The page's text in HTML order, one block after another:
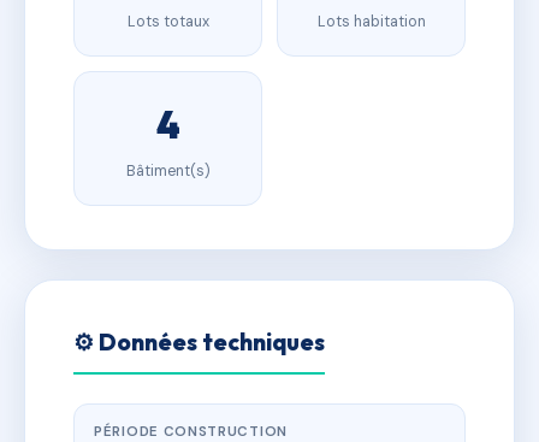
Lots totaux Lots habitation
4
Bâtiment(s)
⚙️ Données techniques
PÉRIODE CONSTRUCTION